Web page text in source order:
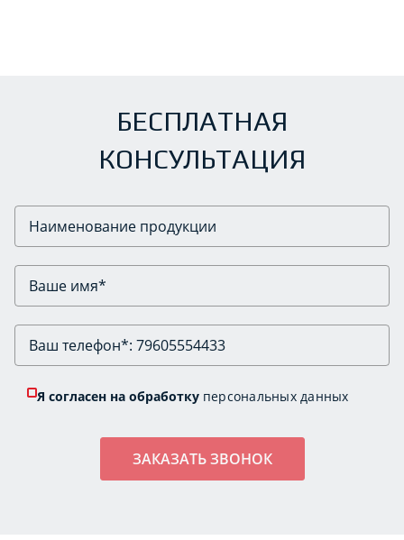
БЕСПЛАТНАЯ
КОНСУЛЬТАЦИЯ
Я согласен на обработку персональных данных